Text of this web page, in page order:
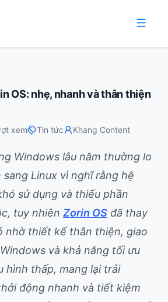
OS: nhẹ, nhanh và thân thiện
xem Tin tức Khang Content
Windows lâu năm thường lo
Linux vì nghĩ rằng hệ
sử dụng và thiếu phần
tuy nhiên Zorin OS đã thay
nhờ thiết kế thân thiện, giao
và khả năng tối ưu
hình thấp, mang lại trải
động nhanh và tiết kiệm